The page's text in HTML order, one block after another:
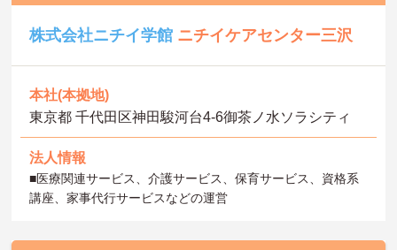
株式会社ニチイ学館 ニチイケアセンター三沢
本社(本拠地)
東京都 千代田区神田駿河台4-6御茶ノ水ソラシティ
法人情報
■医療関連サービス、介護サービス、保育サービス、資格系
講座、家事代行サービスなどの運営